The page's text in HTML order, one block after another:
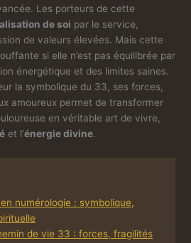
Les porteurs de cette
de soi par le service,
de valeurs élevées. Mais cette
si elle n’est pas équilibrée par
énergétique et des limites saines.
la symbolique du 33, ses forces,
amoureux permet de transformer
en véritable art de vivre,
et l’énergie divine.
numérologie : symbolique,
de vie 33 : forces, fragilités